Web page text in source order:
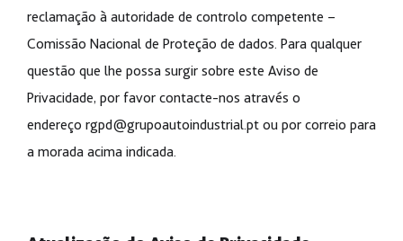
reclamação à autoridade de controlo competente –
Comissão Nacional de Proteção de dados. Para qualquer
questão que lhe possa surgir sobre este Aviso de
Privacidade, por favor contacte-nos através o
endereço rgpd@grupoautoindustrial.pt ou por correio para
a morada acima indicada.